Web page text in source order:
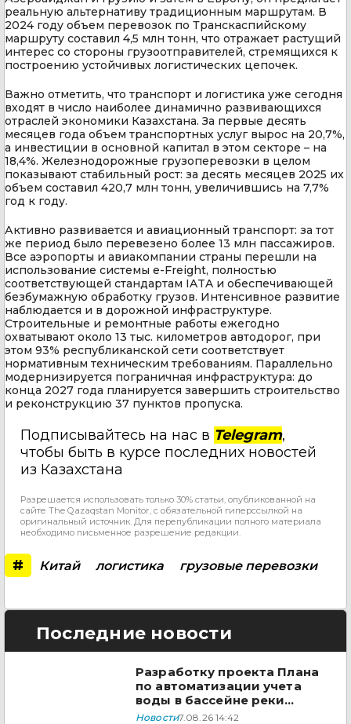
реальную альтернативу традиционным маршрутам. В
2024 году объем перевозок по Транскаспийскому
маршруту составил 4,5 млн тонн, что отражает растущий
интерес со стороны грузоотправителей, стремящихся к
построению устойчивых логистических цепочек.
Важно отметить, что транспорт и логистика уже сегодня
входят в число наиболее динамично развивающихся
отраслей экономики Казахстана. За первые десять
месяцев года объем транспортных услуг вырос на 20,7%,
а инвестиции в основной капитал в этом секторе – на
18,4%. Железнодорожные грузоперевозки в целом
показывают стабильный рост: за десять месяцев 2025 их
объем составил 420,7 млн тонн, увеличившись на 7,7%
год к году.
Активно развивается и авиационный транспорт: за тот
же период было перевезено более 13 млн пассажиров.
Все аэропорты и авиакомпании страны перешли на
использование системы e-Freight, полностью
соответствующей стандартам IATA и обеспечивающей
безбумажную обработку грузов. Интенсивное развитие
наблюдается и в дорожной инфраструктуре.
Строительные и ремонтные работы ежегодно
охватывают около 13 тыс. километров автодорог, при
этом 93% республиканской сети соответствует
нормативным техническим требованиям. Параллельно
модернизируется пограничная инфраструктура: до
конца 2027 года планируется завершить строительство
и реконструкцию 37 пунктов пропуска.
Подписывайтесь на нас в Telegram,
чтобы быть в курсе последних новостей
из Казахстана
Разрешается использовать только 30% статьи, опубликованной на
сайте The Qazaqstan Monitor, с обязательной гиперссылкой на
оригинальный источник. Для перепубликации полного материала
необходимо письменное разрешение редакции.
# Китай логистика грузовые перевозки
Последние новости
Разработку проекта Плана
по автоматизации учета
воды в бассейне реки
Сырдарья одобрили
Новости7.08.26 14:42